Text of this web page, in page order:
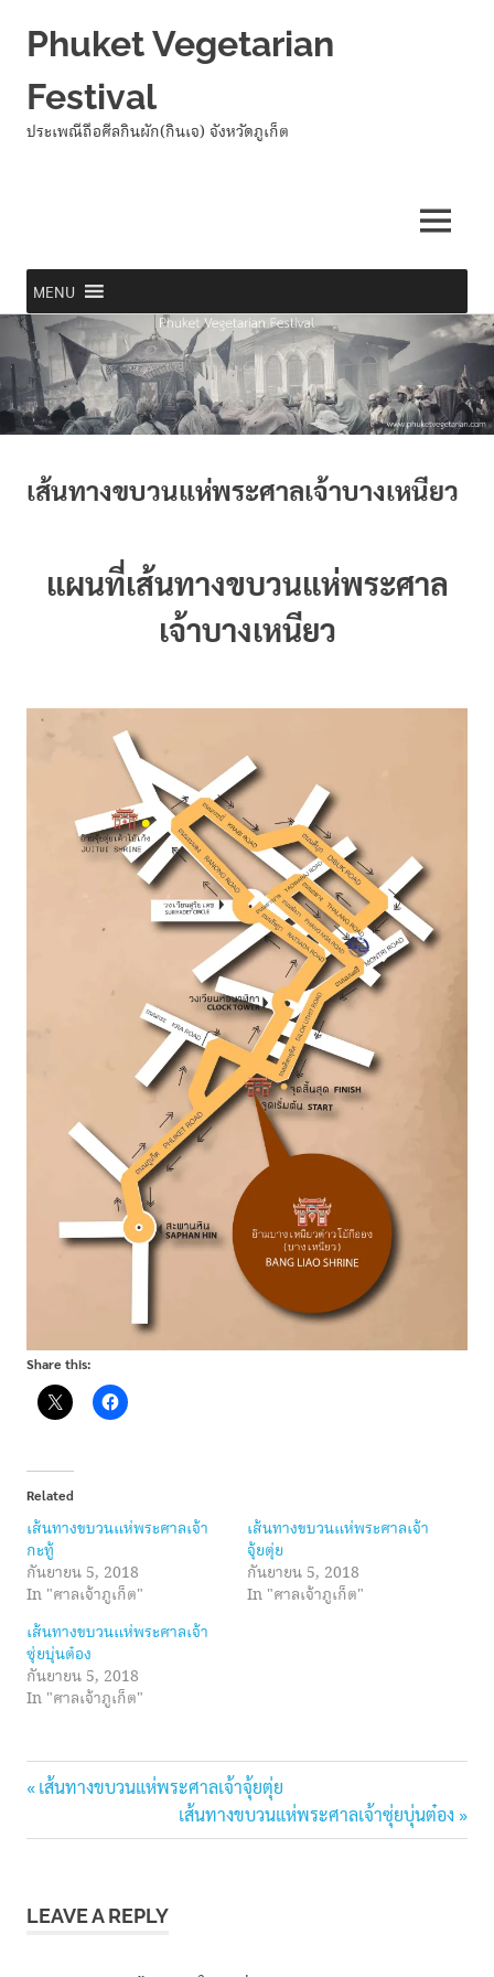
Skip
to
content
Phuket Vegetarian
Festival
ประเพณีถือศีลกินผัก(กินเจ) จังหวัดภูเก็ต
MENU
MENU
เส้นทางขบวนแห่พระศาลเจ้าบางเหนียว
แผนที่เส้นทางขบวนแห่พระศาล
เจ้าบางเหนียว
Share this:
Related
เส้นทางขบวนแห่พระศาลเจ้า
กะทู้
กันยายน 5, 2018
In "ศาลเจ้าภูเก็ต"
เส้นทางขบวนแห่พระศาลเจ้า
จุ้ยตุ่ย
กันยายน 5, 2018
In "ศาลเจ้าภูเก็ต"
เส้นทางขบวนแห่พระศาลเจ้า
ซุ่ยบุ่นต๋อง
กันยายน 5, 2018
In "ศาลเจ้าภูเก็ต"
phuketfestival
กิน
กินเจ
แนะแนว
เรื่อง
Previous
เส้นทางขบวนแห่พระศาลเจ้าจุ้ยตุ่ย
Next
Post:
เส้นทางขบวนแห่พระศาลเจ้าซุ่ยบุ่นต๋อง
LEAVE A REPLY